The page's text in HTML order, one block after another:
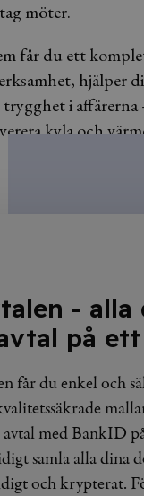
möter.
får du ett
hjälper
i affärerna
kyla och
- alla
på
får du enkel och
med BankID
samla alla dina
och krypterat.